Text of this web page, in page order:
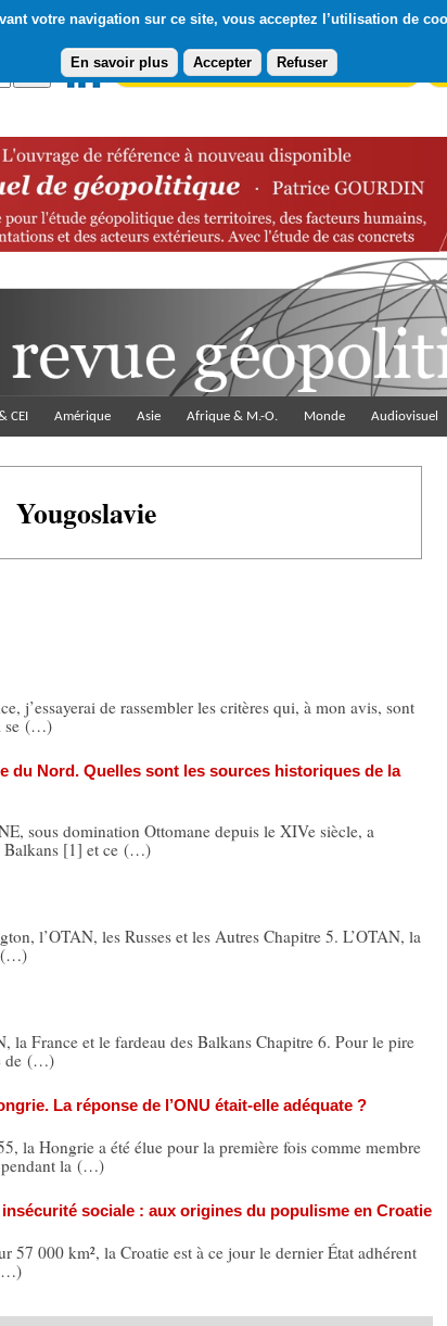
votre navigation sur ce site, vous acceptez l’utilisation de
En savoir plus Accepter Refuser
Abonnement gratuit à la Lettre du Diploweb
CEI Amérique Asie Afrique & M.-O. Monde Audiovisuel
Yougoslavie
j’essayerai de rassembler les critères qui, à mon avis, sont
se (…)
du Nord. Quelles sont les sources historiques de la
sous domination Ottomane depuis le XIVe siècle, a
Balkans [1] et ce (…)
l’OTAN, les Russes et les Autres Chapitre 5. L’OTAN, la
(…)
la France et le fardeau des Balkans Chapitre 6. Pour le pire
de (…)
La réponse de l’ONU était-elle adéquate ?
la Hongrie a été élue pour la première fois comme membre
pendant la (…)
sociale : aux origines du populisme en Croatie
57 000 km², la Croatie est à ce jour le dernier État adhérent